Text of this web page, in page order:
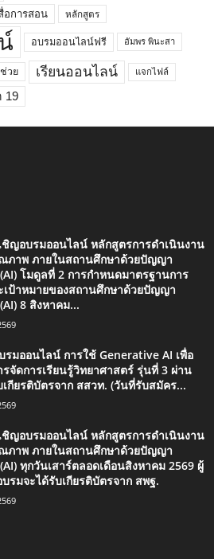
อการสอน หลักสูตร
อบรมออนไลน์ฟรี อัมพร พินะสา
วย เรียนออนไลน์ แจกไฟล์
19
ชิญอบรมออนไลน์ หลักสูตรการดำเนินงาน
ภาพ ภายในสถานศึกษาด้วยปัญญา
โมดูลที่ 2 การกำหนดมาตรฐานการ
เป้าหมายของสถานศึกษาด้วยปัญญา
8 สิงหาคม...
มออนไลน์ การใช้ Generative AI เพื่อ
จัดการเรียนรู้วิทยาศาสตร์ รุ่นที่ 3 ผ่าน
กียรติบัตรจาก สสวท. (วันที่รับสมัคร...
ชิญอบรมออนไลน์ หลักสูตรการดำเนินงาน
ภาพ ภายในสถานศึกษาด้วยปัญญา
ทุกวันเสาร์ตลอดเดือนสิงหาคม 2569 ผู้
รมจะได้รับเกียรติบัตรจาก สพฐ.